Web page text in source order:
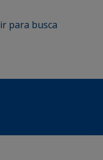
ir para busca